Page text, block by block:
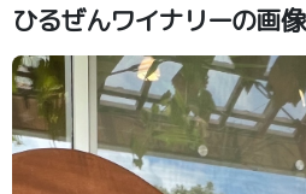
ひるぜんワイナリーの画像